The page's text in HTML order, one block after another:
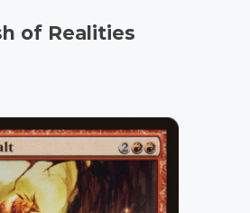
of Realities